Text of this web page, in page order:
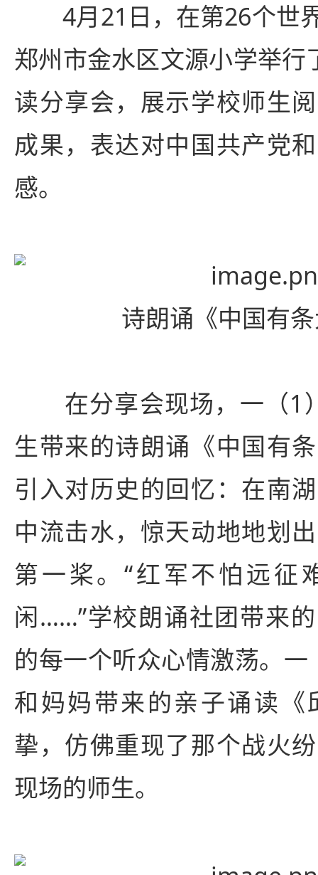
4月21日，在第26个世
郑州市金水区文源小学举行
读分享会，展示学校师生
成果，表达对中国共产党
感。
诗朗诵《中国有
在分享会现场，一（1
生带来的诗朗诵《中国有
引入对历史的回忆：在南
中流击水，惊天动地地划
第一桨。“红军不怕远征
闲……”学校朗诵社团带来
的每一个听众心情激荡。
和妈妈带来的亲子诵读《
挚，仿佛重现了那个战火
现场的师生。